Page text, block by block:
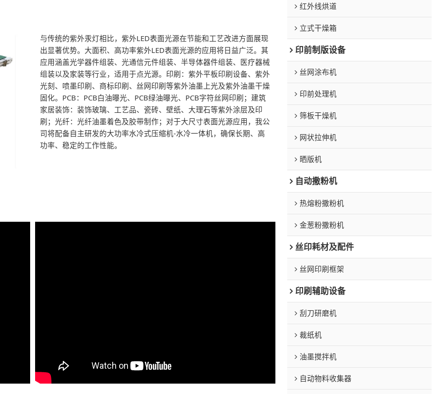
与传统的紫外汞灯相比，紫外LED表面光源在节能和工艺改进方面展现
出显著优势。大面积、高功率紫外LED表面光源的应用将日益广泛。其
应用涵盖光学器件组装、光通信元件组装、半导体器件组装、医疗器械
组装以及家装等行业，适用于点光源。印刷：紫外平板印刷设备、紫外
光刻、喷墨印刷、商标印刷、丝网印刷等紫外油墨上光及紫外油墨干燥
固化。PCB：PCB白油曝光、PCB绿油曝光、PCB字符丝网印刷；建筑
家居装饰：装饰玻璃、工艺品、瓷砖、壁纸、大理石等紫外涂层及印
刷；光纤：光纤油墨着色及胶带制作；对于大尺寸表面光源应用，我公
司将配备自主研发的大功率水冷式压缩机-水冷一体机，确保长期、高
功率、稳定的工作性能。
红外线烘道
立式干燥箱
印前制版设备
丝网涂布机
印前处理机
筛板干燥机
网状拉伸机
晒版机
自动撒粉机
热熔粉撒粉机
金葱粉撒粉机
丝印耗材及配件
丝网印刷框架
印刷辅助设备
刮刀研磨机
裁纸机
油墨搅拌机
自动物料收集器